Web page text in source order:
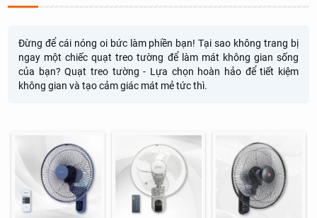
Đừng để cái nóng oi bức làm phiền bạn! Tại sao không trang bị
ngay một chiếc quạt treo tường để làm mát không gian sống
của bạn? Quạt treo tường - Lựa chọn hoàn hảo để tiết kiệm
không gian và tạo cảm giác mát mẻ tức thì.